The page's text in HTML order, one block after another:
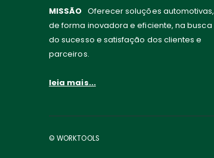
MISSÃO Oferecer soluções automotivas,
de forma inovadora e eficiente, na busca
do sucesso e satisfação dos clientes e
parceiros.
leia mais...
© WORKTOOLS